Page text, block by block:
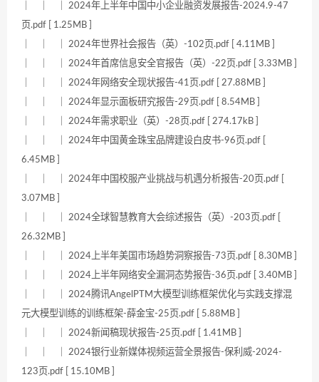
｜ ｜ ｜ 2024年上半年中国中小企业融资发展报告-2024.9-47
页.pdf [ 1.25MB ]
｜ ｜ ｜ 2024年世界社会报告（英）-102页.pdf [ 4.11MB ]
｜ ｜ ｜ 2024年首席信息安全官报告（英）-22页.pdf [ 3.33MB ]
｜ ｜ ｜ 2024年网络安全现状报告-41页.pdf [ 27.88MB ]
｜ ｜ ｜ 2024年显示面板研究报告-29页.pdf [ 8.54MB ]
｜ ｜ ｜ 2024年需求职业（英）-28页.pdf [ 274.17kB ]
｜ ｜ ｜ 2024年中国黄金珠宝品牌建设白皮书-96页.pdf [
6.45MB ]
｜ ｜ ｜ 2024年中国校服产业挑战与机遇分析报告-20页.pdf [
3.07MB ]
｜ ｜ ｜ 2024全球智慧教育大会综述报告（英）-203页.pdf [
26.32MB ]
｜ ｜ ｜ 2024上半年美国市场趋势洞察报告-73页.pdf [ 8.30MB ]
｜ ｜ ｜ 2024上半年网络安全漏洞态势报告-36页.pdf [ 3.40MB ]
｜ ｜ ｜ 2024腾讯AngelPTM大模型训练框架优化与实践支撑混
元大模型训练的训练框架-薛金宝-25页.pdf [ 5.88MB ]
｜ ｜ ｜ 2024新闻稿现状报告-25页.pdf [ 1.41MB ]
｜ ｜ ｜ 2024银行业新媒体视频运营全景报告-保利威-2024-
123页.pdf [ 15.10MB ]